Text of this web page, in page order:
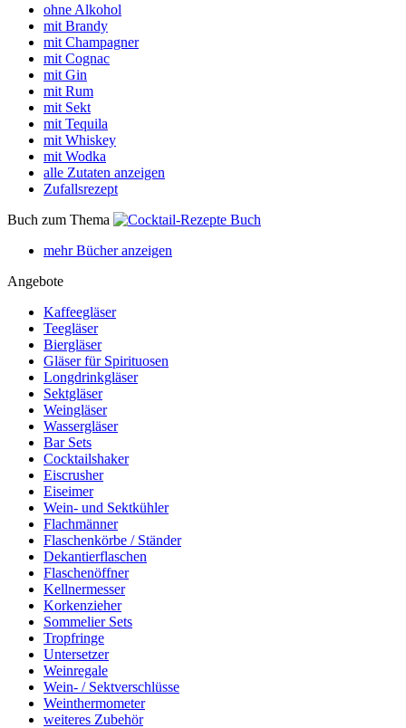
ohne Alkohol
mit Brandy
mit Champagner
mit Cognac
mit Gin
mit Rum
mit Sekt
mit Tequila
mit Whiskey
mit Wodka
alle Zutaten anzeigen
Zufallsrezept
Buch zum Thema
mehr Bücher anzeigen
Angebote
Kaffeegläser
Teegläser
Biergläser
Gläser für Spirituosen
Longdrinkgläser
Sektgläser
Weingläser
Wassergläser
Bar Sets
Cocktailshaker
Eiscrusher
Eiseimer
Wein- und Sektkühler
Flachmänner
Flaschenkörbe / Ständer
Dekantierflaschen
Flaschenöffner
Kellnermesser
Korkenzieher
Sommelier Sets
Tropfringe
Untersetzer
Weinregale
Wein- / Sektverschlüsse
Weinthermometer
weiteres Zubehör